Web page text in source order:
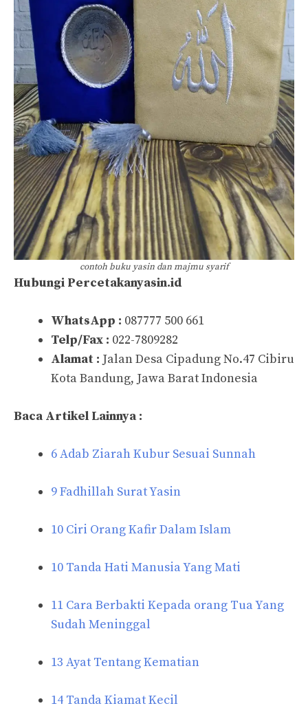
contoh buku yasin dan majmu syarif
Hubungi Percetakanyasin.id
WhatsApp : 087777 500 661
Telp/Fax : 022-7809282
Alamat : Jalan Desa Cipadung No.47 Cibiru
Kota Bandung, Jawa Barat Indonesia
Baca Artikel Lainnya :
6 Adab Ziarah Kubur Sesuai Sunnah
9 Fadhillah Surat Yasin
10 Ciri Orang Kafir Dalam Islam
10 Tanda Hati Manusia Yang Mati
11 Cara Berbakti Kepada orang Tua Yang
Sudah Meninggal
13 Ayat Tentang Kematian
14 Tanda Kiamat Kecil